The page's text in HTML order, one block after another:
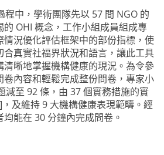
程中，學術團隊先以 57 間 NGO 的
OHI 概念，工作小組成員組成專
情況優化評估框架中的部份指標，使
合真實社福界狀況和語言，讓此工具
清晰地掌握機構健康的現況。為令參
內容和輕鬆完成整份問卷，專家小
減至 92 條，由 37 個實務措施的實
及維持 9 大機構健康表現範疇。經
能在 30 分鐘內完成問卷。